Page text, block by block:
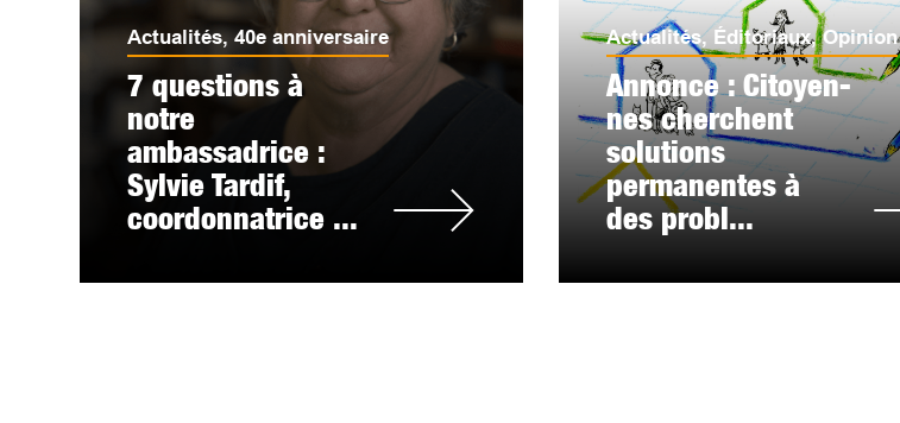
Actualités,40e anniversaire
7 questions à
notre
ambassadrice :
Sylvie Tardif,
coordonnatrice ...
Actualités, Éditoriaux,Opinion
Annonce : Citoyen-
nes cherchent
solutions
permanentes à
des probl...